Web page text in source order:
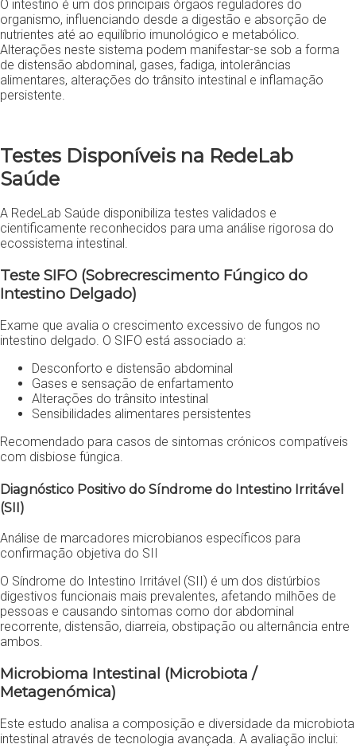
O intestino é um dos principais órgãos reguladores do
organismo, influenciando desde a digestão e absorção de
nutrientes até ao equilíbrio imunológico e metabólico.
Alterações neste sistema podem manifestar-se sob a forma
de distensão abdominal, gases, fadiga, intolerâncias
alimentares, alterações do trânsito intestinal e inflamação
persistente.
Testes Disponíveis na RedeLab
Saúde
A RedeLab Saúde disponibiliza testes validados e
cientificamente reconhecidos para uma análise rigorosa do
ecossistema intestinal.
Teste SIFO (Sobrecrescimento Fúngico do
Intestino Delgado)
Exame que avalia o crescimento excessivo de fungos no
intestino delgado. O SIFO está associado a:
Desconforto e distensão abdominal
Gases e sensação de enfartamento
Alterações do trânsito intestinal
Sensibilidades alimentares persistentes
Recomendado para casos de sintomas crónicos compatíveis
com disbiose fúngica.
Diagnóstico Positivo do Síndrome do Intestino Irritável
(SII)
Análise de marcadores microbianos específicos para
confirmação objetiva do SII
O Síndrome do Intestino Irritável (SII) é um dos distúrbios
digestivos funcionais mais prevalentes, afetando milhões de
pessoas e causando sintomas como dor abdominal
recorrente, distensão, diarreia, obstipação ou alternância entre
ambos.
Microbioma Intestinal (Microbiota /
Metagenómica)
Este estudo analisa a composição e diversidade da microbiota
intestinal através de tecnologia avançada. A avaliação inclui: